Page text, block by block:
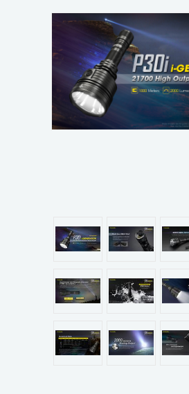
บัญชีผู้ใช้
ติดต่อเรา
ขั้นตอนการสั่งซื้อ